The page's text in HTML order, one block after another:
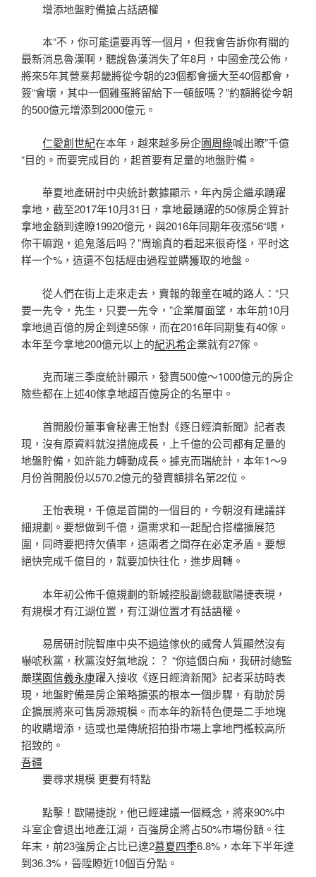
增添地盤貯備搶占話語權
本“不，你可能還要再等一個月，但我會告訴你有關的
最新消息魯漢啊，聽說魯漢消失了年8月，中國金茂公佈，
將來5年其營業邦畿將從今朝的23個都會擴大至40個都會，
簽“會壞，其中一個雞蛋將留給下一頓飯嗎？”約額將從今朝
的500億元增添到2000億元。
仁愛創世紀在本年，越來越多房企園周綠喊出瞭”千億
“目的。而要完成目的，起首要有足量的地盤貯備。
華夏地產研討中央統計數據顯示，年內房企繼承踴躍
拿地，截至2017年10月31日，拿地最踴躍的50傢房企算計
拿地金額到達瞭19920億元，與2016年同期年夜漲56“喂，
你干嘛跑，追鬼落后吗？”周瑜真的看起来很奇怪，平时这
样一个%，這還不包括經由過程並購獲取的地盤。
從人們在街上走來走去，賣報的報童在喊的路人：“只
要一先令，先生，只要一先令，”企業層面望，本年前10月
拿地過百億的房企到達55傢，而在2016年同期隻有40傢。
本年至今拿地200億元以上的紀汎希企業就有27傢。
克而瑞三季度統計顯示，發賣500億～1000億元的房企
險些都在上述40傢拿地超百億房企的名單中。
首開股份董事會秘書王怡對《逐日經濟新聞》記者表
現，沒有原資料就沒措施成長，上千億的公司都有足量的
地盤貯備，如許能力轉動成長。據克而瑞統計，本年1～9
月份首開股份以570.2億元的發賣額排名第22位。
王怡表現，千億是首開的一個目的，今朝沒有建議詳
細規劃。要想做到千億，還需求和一起配合搭檔擴展范
圍，同時要把持欠債率，這兩者之間存在必定矛盾。要想
絕快完成千億目的，就要加快往化，進步周轉。
本年初公佈千億規劃的新城控股副總裁歐陽捷表現，
有規模才有江湖位置，有江湖位置才有話語權。
易居研討院智庫中央不過這傢伙的威脅人質顯然沒有
嚇唬秋黨，秋黨沒好氣地說：？ “你這個白痴，我研討總監
嚴璞園信義永康躍入接收《逐日經濟新聞》記者采訪時表
現，地盤貯備是房企策略擴張的根本一個步驟，有助於房
企擴展將來可售房源規模。而本年的新特色便是二手地塊
的收購增添，這或也是傳統招拍掛市場上拿地門檻較高所
招致的。
吾疆
要尋求規模 更要有特點
點擊！歐陽捷說，他已經建議一個概念，將來90%中
斗室企會退出地產江湖，百強房企將占50%市場份額。往
年末，前23強房企占比已達2慕夏四季6.8%，本年下半年達
到36.3%，晉陞瞭近10個百分點。